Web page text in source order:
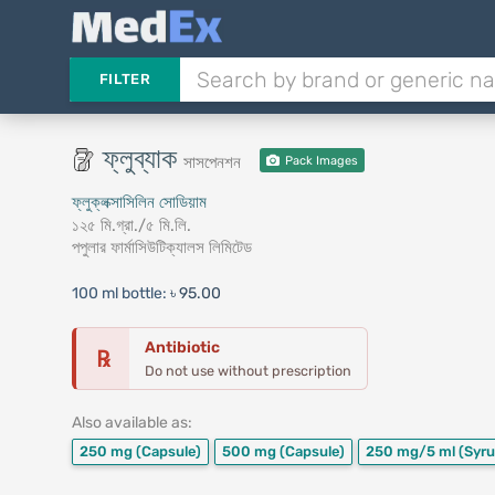
FILTER
ফ্লুব্যাক সাসপেনশন Pack Images
ফ্লুক্লক্সাসিলিন সোডিয়াম
১২৫ মি.গ্রা./৫ মি.লি.
পপুলার ফার্মাসিউটিক্যালস লিমিটেড
100 ml bottle: ৳ 95.00
℞ Antibiotic
Do not use without prescription
Also available as:
250 mg (Capsule) 500 mg (Capsule) 250 mg/5 ml